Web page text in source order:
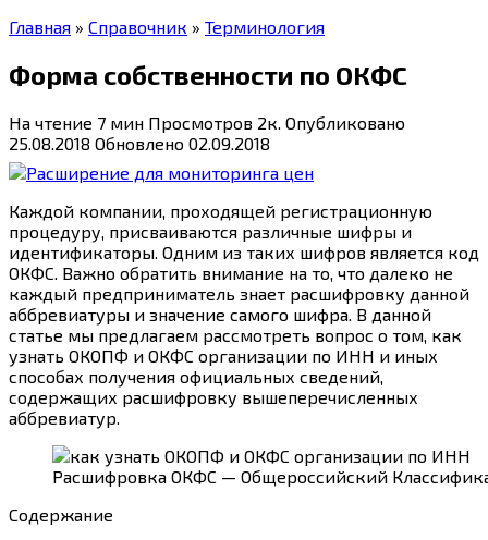
Главная » Справочник » Терминология
Форма собственности по ОКФС
На чтение 7 мин Просмотров 2к. Опубликовано
25.08.2018 Обновлено 02.09.2018
Каждой компании, проходящей регистрационную
процедуру, присваиваются различные шифры и
идентификаторы. Одним из таких шифров является код
ОКФС. Важно обратить внимание на то, что далеко не
каждый предприниматель знает расшифровку данной
аббревиатуры и значение самого шифра. В данной
статье мы предлагаем рассмотреть вопрос о том, как
узнать ОКОПФ и ОКФС организации по ИНН и иных
способах получения официальных сведений,
содержащих расшифровку вышеперечисленных
аббревиатур.
Расшифровка ОКФС — Общероссийский
Содержание